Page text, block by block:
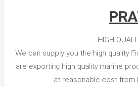
HIGH
We can supply you the high quality
are exporting high quality marine
at reasonable cost from